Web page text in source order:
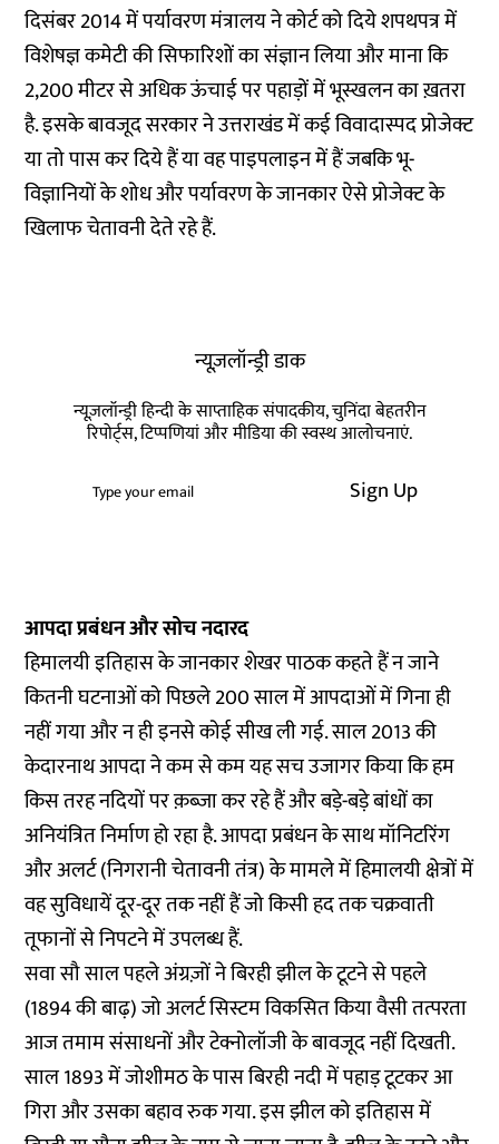
दिसंबर 2014 में पर्यावरण मंत्रालय ने कोर्ट को दिये शपथपत्र में
विशेषज्ञ कमेटी की सिफारिशों का संज्ञान लिया और माना कि
2,200 मीटर से अधिक ऊंचाई पर पहाड़ों में भूस्खलन का ख़तरा
है. इसके बावजूद सरकार ने उत्तराखंड में कई विवादास्पद प्रोजेक्ट
या तो पास कर दिये हैं या वह पाइपलाइन में हैं जबकि भू-
विज्ञानियों के शोध और पर्यावरण के जानकार ऐसे प्रोजेक्ट के
खिलाफ चेतावनी देते रहे हैं.
न्यूज़लॉन्ड्री डाक
न्यूज़लॉन्ड्री हिन्दी के साप्ताहिक संपादकीय, चुनिंदा बेहतरीन
रिपोर्ट्स, टिप्पणियां और मीडिया की स्वस्थ आलोचनाएं.
Sign Up
आपदा प्रबंधन और सोच नदारद
हिमालयी इतिहास के जानकार शेखर पाठक कहते हैं न जाने
कितनी घटनाओं को पिछले 200 साल में आपदाओं में गिना ही
नहीं गया और न ही इनसे कोई सीख ली गई. साल 2013 की
केदारनाथ आपदा ने कम से कम यह सच उजागर किया कि हम
किस तरह नदियों पर क़ब्ज़ा कर रहे हैं और बड़े-बड़े बांधों का
अनियंत्रित निर्माण हो रहा है. आपदा प्रबंधन के साथ मॉनिटरिंग
और अलर्ट (निगरानी चेतावनी तंत्र) के मामले में हिमालयी क्षेत्रों में
वह सुविधायें दूर-दूर तक नहीं हैं जो किसी हद तक चक्रवाती
तूफानों से निपटने में उपलब्ध हैं.
सवा सौ साल पहले अंग्रज़ों ने बिरही झील के टूटने से पहले
(1894 की बाढ़) जो अलर्ट सिस्टम विकसित किया वैसी तत्परता
आज तमाम संसाधनों और टेक्नोलॉजी के बावजूद नहीं दिखती.
साल 1893 में जोशीमठ के पास बिरही नदी में पहाड़ टूटकर आ
गिरा और उसका बहाव रुक गया. इस झील को इतिहास में